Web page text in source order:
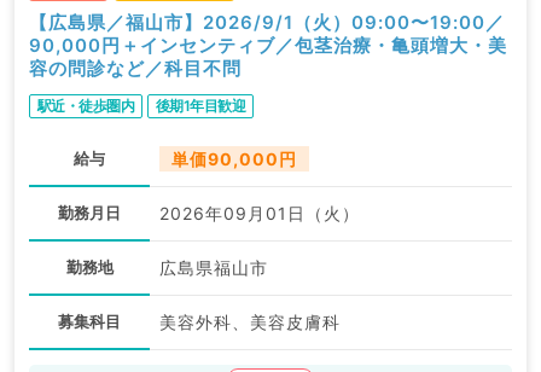
【広島県／福山市】2026/9/1（火）09:00〜19:00／
90,000円＋インセンティブ／包茎治療・亀頭増大・美
容の問診など／科目不問
駅近・徒歩圏内 後期1年目歓迎
給与 単価90,000円
勤務月日 2026年09月01日（火）
勤務地 広島県福山市
募集科目 美容外科、美容皮膚科